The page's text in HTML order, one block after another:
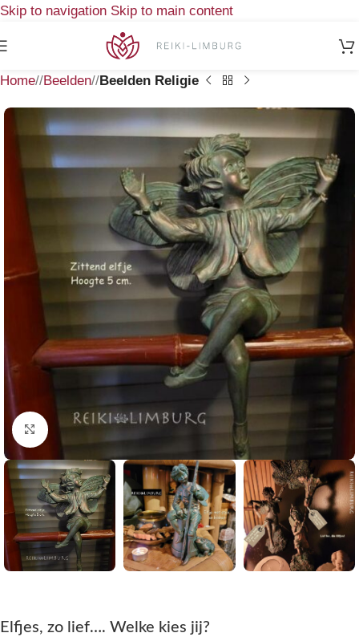
Skip to navigation Skip to main content
Home/ Beelden/ Beelden Religie
Klik om te vergroten
Elfjes, zo lief…. Welke kies jij?